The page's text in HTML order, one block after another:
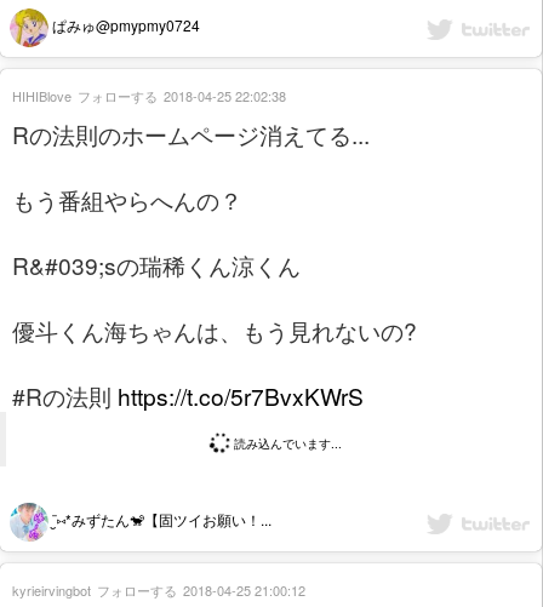
ぱみゅ@pmypmy0724
Rの法則のホームページ消えてる...
もう番組やらへんの？
R&#039;sの瑞稀くん涼くん
優斗くん海ちゃんは、もう見れないの?
#Rの法則 https://t.co/5r7BvxKWrS
読み込んでいます...
¨̮⑅*みずたん🐒【固ツイお願い！...
HIHIBlove フォローする 2018-04-25 22:02:38
kyrieirvingbot フォローする 2018-04-25 21:00:12